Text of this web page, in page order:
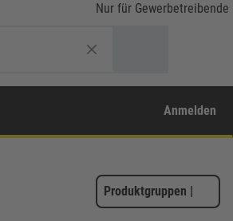
Nur für Gewerbetreibende
Anmelden
Produktgruppen |